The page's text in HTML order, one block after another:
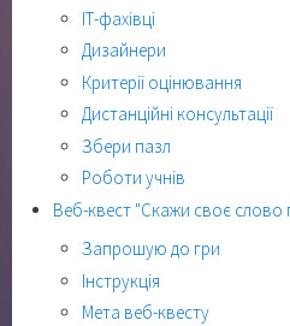
ІТ-фахівці
Дизайнери
Критерії оцінювання
Дистанційні консультації
Збери пазл
Роботи учнів
Веб-квест "Скажи своє слово
Запрошую до гри
Інструкція
Мета веб-квесту